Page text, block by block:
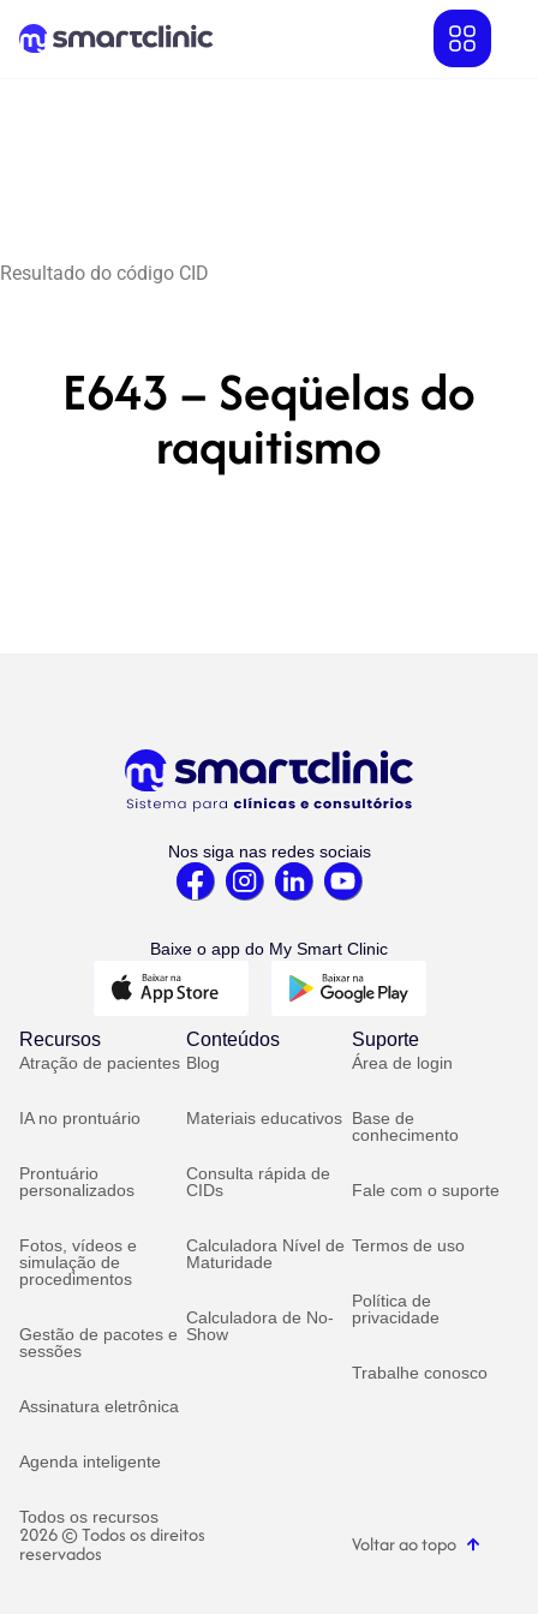
Resultado do código CID
E643 – Seqüelas do
raquitismo
Nos siga nas redes sociais
Baixe o app do My Smart Clinic
Recursos
Atração de pacientes
IA no prontuário
Prontuário
personalizados
Fotos, vídeos e
simulação de
procedimentos
Gestão de pacotes e
sessões
Assinatura eletrônica
Agenda inteligente
Todos os recursos
Conteúdos
Blog
Materiais educativos
Consulta rápida de
CIDs
Calculadora Nível de
Maturidade
Calculadora de No-
Show
Suporte
Área de login
Base de
conhecimento
Fale com o suporte
Termos de uso
Política de
privacidade
Trabalhe conosco
2026 © Todos os direitos
reservados Voltar ao topo